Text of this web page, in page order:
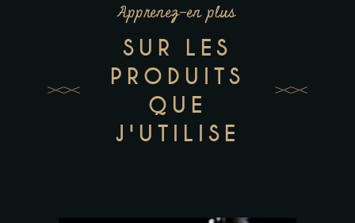
Apprenez-en plus
SUR LES
PRODUITS
QUE
J'UTILISE